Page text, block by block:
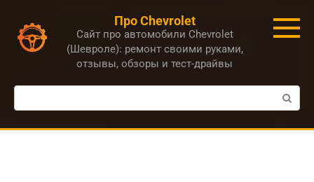
контенту
Про Chevrolet
Сайт про автомобили Chevrolet
(Шевроле): ремонт своими руками,
отзывы, обзоры и тест-драйвы
Поиск: